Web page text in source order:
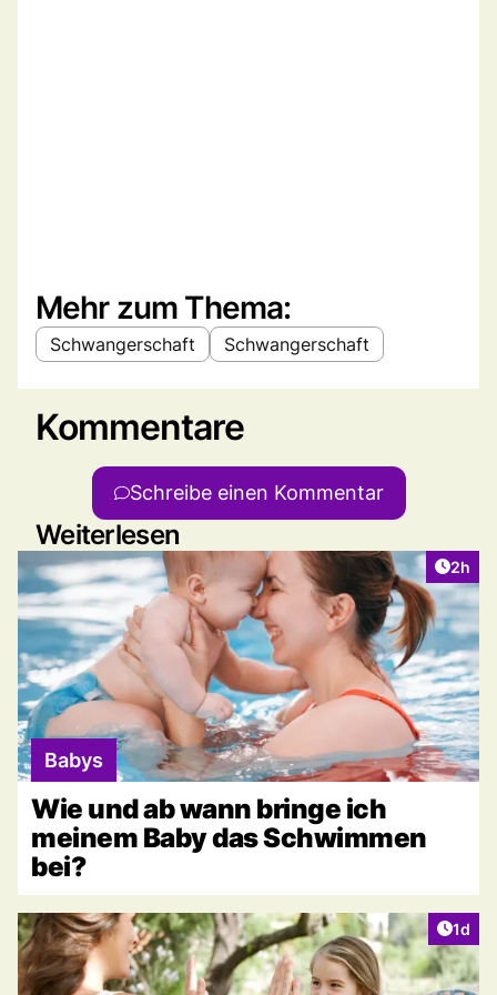
Mehr zum Thema:
Schwangerschaft Schwangerschaft
Kommentare
Schreibe einen Kommentar
Weiterlesen
2h
Babys
Wie und ab wann bringe ich
meinem Baby das Schwimmen
bei?
1d